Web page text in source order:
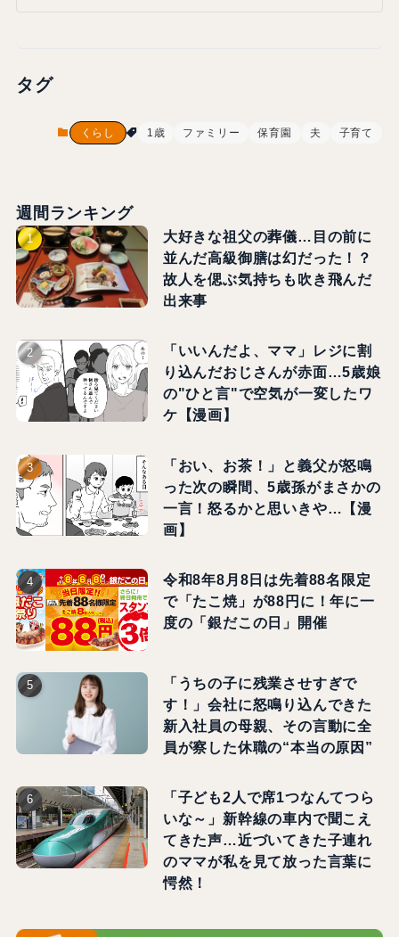
タグ
くらし 1歳 ファミリー 保育園 夫 子育て
週間ランキング
大好きな祖父の葬儀…目の前に
並んだ高級御膳は幻だった！？
故人を偲ぶ気持ちも吹き飛んだ
出来事
「いいんだよ、ママ」レジに割
り込んだおじさんが赤面…5歳娘
の"ひと言"で空気が一変したワ
ケ【漫画】
「おい、お茶！」と義父が怒鳴
った次の瞬間、5歳孫がまさかの
一言！怒るかと思いきや…【漫
画】
令和8年8月8日は先着88名限定
で「たこ焼」が88円に！年に一
度の「銀だこの日」開催
「うちの子に残業させすぎで
す！」会社に怒鳴り込んできた
新入社員の母親、その言動に全
員が察した休職の“本当の原因”
「子ども2人で席1つなんてつら
いな～」新幹線の車内で聞こえ
てきた声…近づいてきた子連れ
のママが私を見て放った言葉に
愕然！